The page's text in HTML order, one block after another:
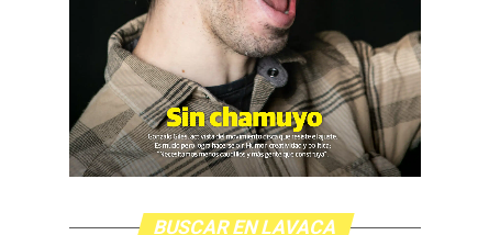
BUSCAR EN LAVACA